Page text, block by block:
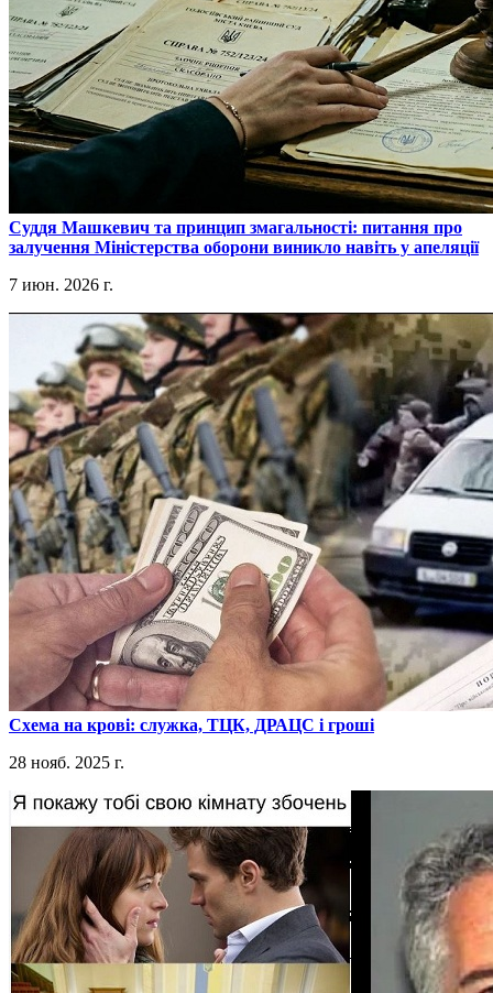
​Суддя Машкевич та принцип змагальності: питання про
залучення Міністерства оборони виникло навіть у апеляції
7 июн. 2026 г.
​Схема на крові: служка, ТЦК, ДРАЦС і гроші
28 нояб. 2025 г.